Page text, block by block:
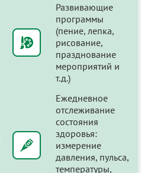
Развивающие
программы
(пение, лепка,
рисование,
празднование
мероприятий и
т.д.)
Ежедневное
отслеживание
состояния
здоровья:
измерение
давления, пульса,
температуры,